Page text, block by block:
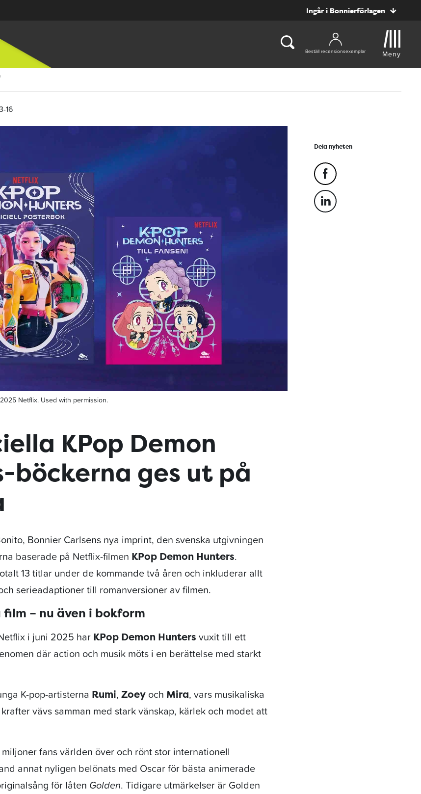
Ingår i Bonnierförlagen
Beställ recensionsexemplar Meny
16
Netflix. Used with permission.
Dela nyheten
KPop Demon
böckerna ges ut på
Bonnier Carlsens nya imprint, den svenska utgivningen
baserade på Netflix-filmen KPop Demon Hunters.
13 titlar under de kommande två åren och inkluderar allt
serieadaptioner till romanversioner av filmen.
film – nu även i bokform
i juni 2025 har KPop Demon Hunters vuxit till ett
där action och musik möts i en berättelse med starkt
K-pop-artisterna Rumi, Zoey och Mira, vars musikaliska
vävs samman med stark vänskap, kärlek och modet att
fans världen över och rönt stor internationell
annat nyligen belönats med Oscar för bästa animerade
för låten Golden. Tidigare utmärkelser är Golden